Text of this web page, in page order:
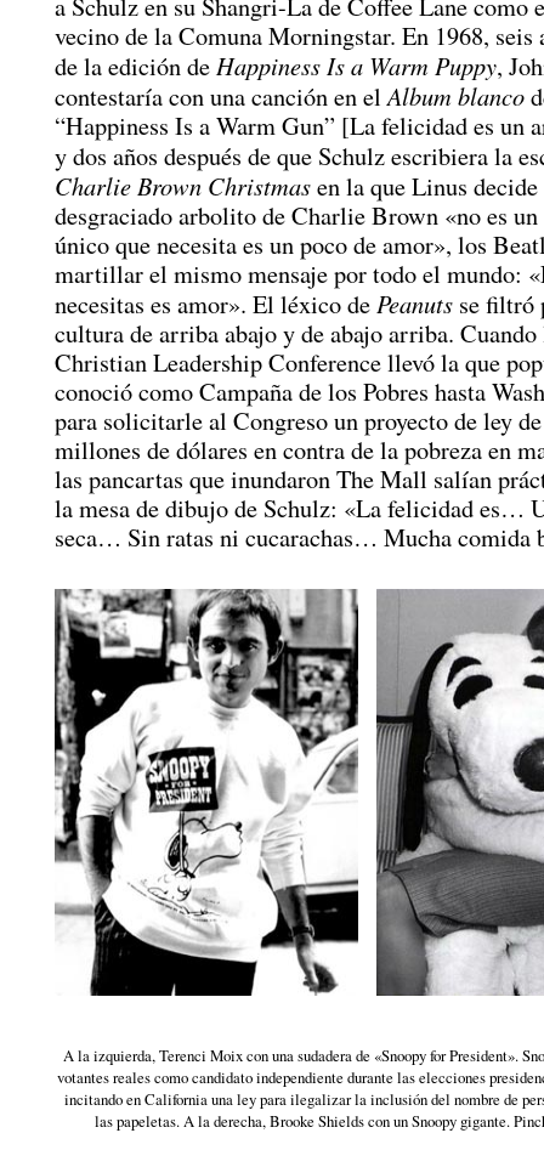
a Schulz en su Shangri-La de Coffee Lane como
vecino de la Comuna Morningstar. En 1968, seis
de la edición de Happiness Is a Warm Puppy,
contestaría con una canción en elAlbum blanco
“Happiness Is a Warm Gun” [La felicidad es un
y dos años después de que Schulz escribiera la
Charlie Brown Christmasen la que Linus
desgraciado arbolito de Charlie Brown «no es
único que necesita es un poco de amor», los
martillar el mismo mensaje por todo el mundo:
necesitas es amor». El léxico de Peanuts se filtró
cultura de arriba abajo y de abajo arriba.
Christian Leadership Conference llevó la que
conoció como Campaña de los Pobres hasta
para solicitarle al Congreso un proyecto de ley
millones de dólares en contra de la pobreza en
las pancartas que inundaron The Mall salían
la mesa de dibujo de Schulz: «La felicidad es…
seca… Sin ratas ni cucarachas… Mucha comida
A la izquierda, Terenci Moix con una sudadera de «Snoopy for President».
votantes reales como candidato independiente durante las elecciones
incitando en California una ley para ilegalizar la inclusión del nombre de
las papeletas. A la derecha, Brooke Shields con un Snoopy gigante.